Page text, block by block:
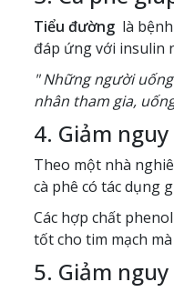
Tiểu đường là
đáp ứng với insulin
" Những người
nhân tham gia,
4. Giảm
Theo một nhà
cà phê có tác dụng
Các hợp chất
tốt cho tim mạch
5. Giảm